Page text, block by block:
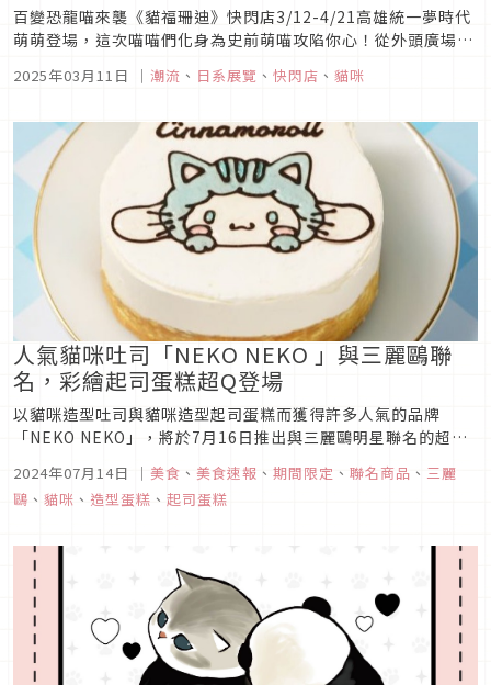
百變恐龍喵來襲《貓福珊迪》快閃店3/12-4/21高雄統一夢時代
萌萌登場，這次喵喵們化身為史前萌喵攻陷你心！從外頭廣場到
歡迎你」，接著來到有著傲嬌賣萌、森氣氣碎裂地板及撒嬌討抱
龍喵組成的「...
2025年03月11日 ｜ 潮流 、 日系展覽 、 快閃店 、 貓咪
人氣貓咪吐司「NEKO NEKO 」與三麗鷗聯
名，彩繪起司蛋糕超Q登場
以貓咪造型吐司與貓咪造型起司蛋糕而獲得許多人氣的品牌
「NEKO NEKO」，將於7月16日推出與三麗鷗明星聯名的超Q
司蛋糕上面，還畫著化身為「虎斑貓」的各個三麗鷗明星，可以
說是可愛度直衝天際，不論你是貓咪控，還是三麗鷗粉，都絕對
2024年07月14日 ｜ 美食 、 美食速報 、 期間限定 、 聯名商品 、 三麗
鷗 、 貓咪 、 造型蛋糕 、 起司蛋糕